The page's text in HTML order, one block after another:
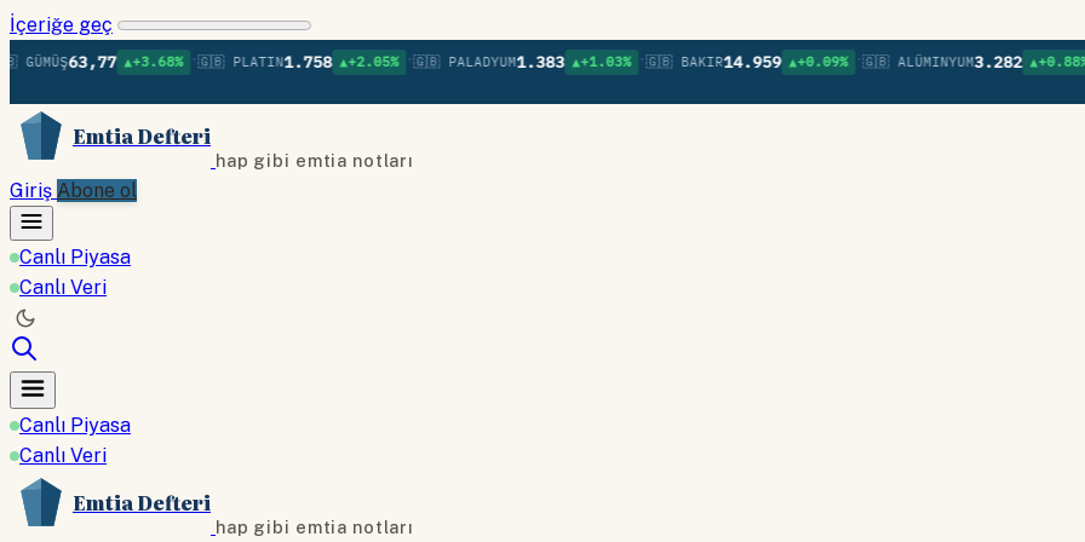
İçeriğe geç
63,77 ▲+3.68% •🇬🇧 PLATIN1.758 ▲+2.05% •🇬🇧 PALADYUM1.383 ▲+1.03% • 🇬🇧 BAKIR 14.959 ▲+0.09% •🇬🇧 ALÜMINYUM3.282 ▲+0.88% •🇬🇧
Emtia Defteri
hap gibi emtia notları
Giriş Abone ol
Canlı Piyasa
Canlı Veri
Canlı Piyasa
Canlı Veri
Emtia Defteri
hap gibi emtia notları